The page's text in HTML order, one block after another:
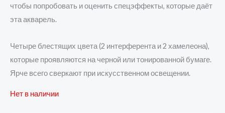
чтобы попробовать и оценить спецэффекты, которые даёт
эта акварель.
Четыре блестящих цвета (2 интерферента и 2 хамелеона),
которые проявляются на черной или тонированной бумаге.
Ярче всего сверкают при искусственном освещении.
Нет в наличии